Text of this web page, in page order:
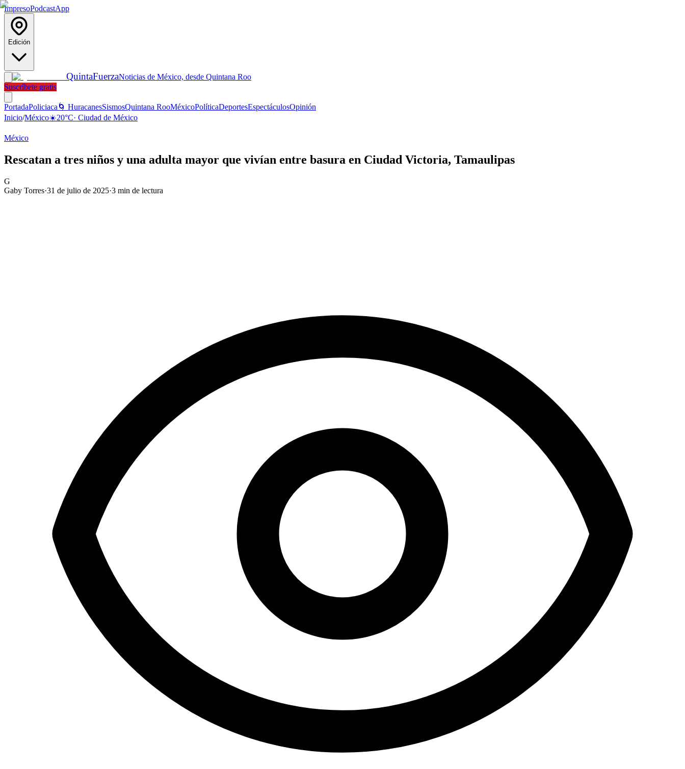
ImpresoPodcastApp
Edición
QuintaFuerzaNoticias de México, desde Quintana Roo
Suscríbete gratis
PortadaPoliciaca 🌀 HuracanesSismosQuintana RooMéxicoPolíticaDeportesEspectáculosOpinión
Inicio/México☀️20°C· Ciudad de México
México
Rescatan a tres niños y una adulta mayor que vivían entre basura en Ciudad Victoria, Tamaulipas
G
Gaby Torres·31 de julio de 2025·3 min de lectura